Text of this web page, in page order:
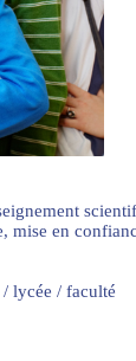
mise en
lycée / faculté